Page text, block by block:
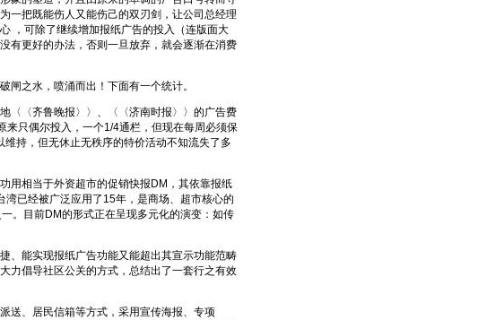
一把既能伤人又能伤己的双刃剑，让公司总经理
，可除了继续增加报纸广告的投入（连版面大
有更好的办法，否则一旦放弃，就会逐渐在消费
之水，喷涌而出！下面有一个统计。
〈齐鲁晚报〉〉、〈〈济南时报〉〉的广告费
只偶尔投入，一个1/4通栏，但现在每周必须保
持，但无休止无秩序的特价活动不知流失了多
相当于外资超市的促销快报DM，其依靠报纸
已经被广泛应用了15年，是商场、超市核心的
。目前DM的形式正在呈现多元化的演变：如传
能实现报纸广告功能又能超出其宣示功能范畴
力倡导社区公关的方式，总结出了一套行之有效
、居民信箱等方式，采用宣传海报、专项